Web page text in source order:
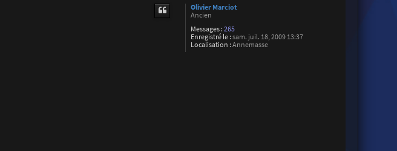
Olivier Marciot
Ancien
Messages : 265
Enregistré le : sam. juil. 18, 2009 13:37
Localisation : Annemasse